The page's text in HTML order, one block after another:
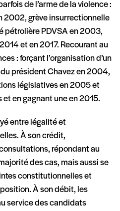
de l’arme de la violence :
2002, grève insurrectionnelle
pétrolière PDVSA en 2003,
et en 2017. Recourant au
: forçant l’organisation d’un
président Chavez en 2004,
législatives en 2005 et
en gagnant une en 2015.
entre légalité et
À son crédit,
répondant au
des cas, mais aussi se
constitutionnelles et
À son débit, les
service des candidats